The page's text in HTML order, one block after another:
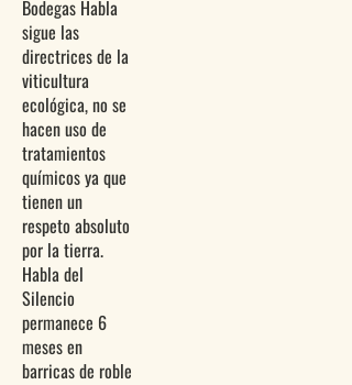
Bodegas Habla
sigue las
directrices de la
viticultura
ecológica, no se
hacen uso de
tratamientos
químicos ya que
tienen un
respeto absoluto
por la tierra.
Habla del
Silencio
permanece 6
meses en
barricas de roble